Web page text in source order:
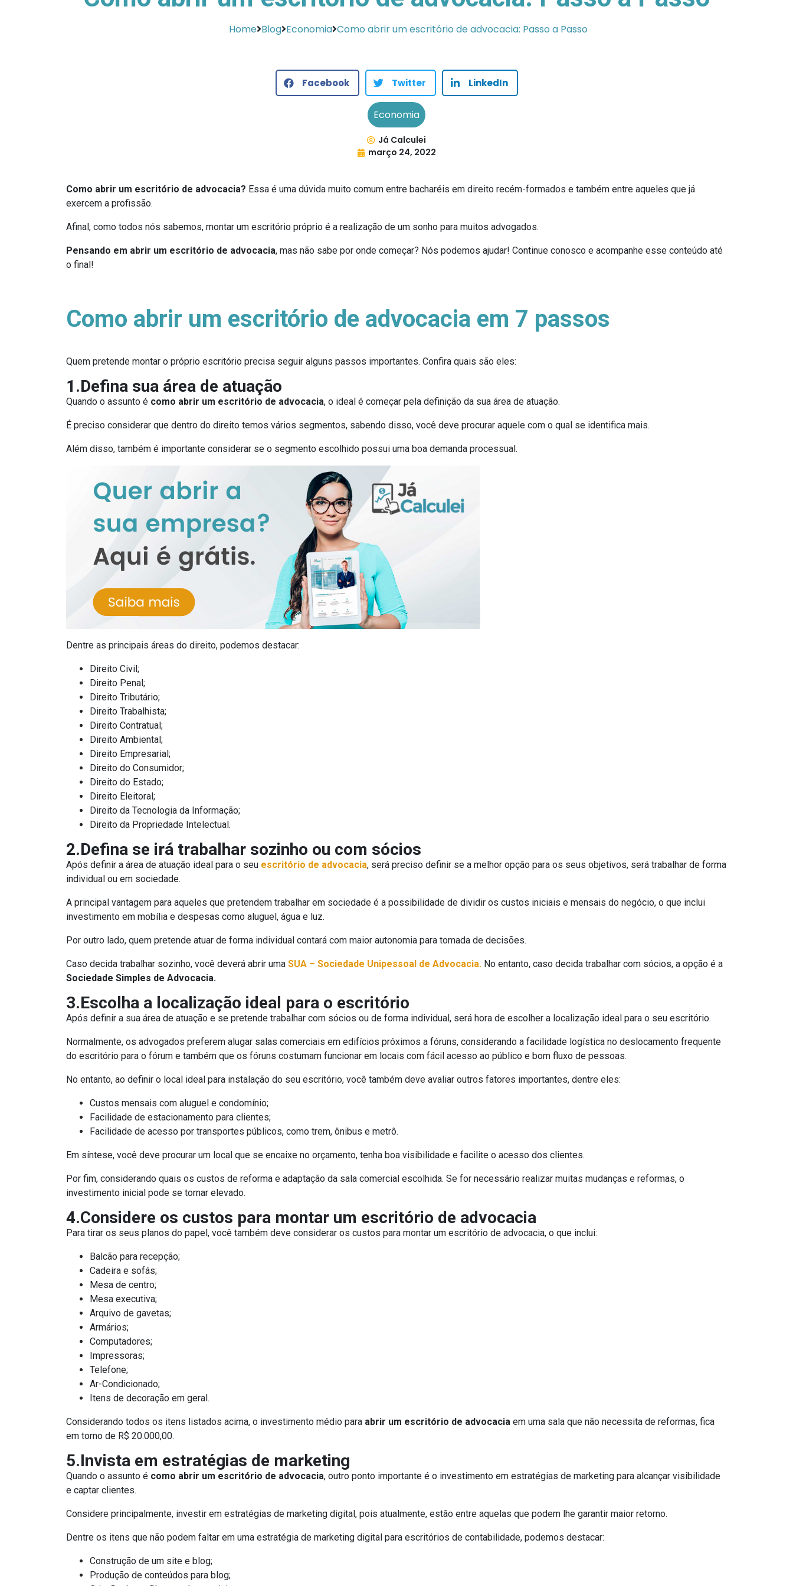
Home Blog Economia Como abrir um escritório de advocacia: Passo a Passo
Facebook Twitter LinkedIn
Economia
Já Calculei
março 24, 2022
Como abrir um escritório de advocacia? Essa é uma dúvida muito comum entre bacharéis em direito recém-formados e também entre aqueles que já
exercem a profissão.
Afinal, como todos nós sabemos, montar um escritório próprio é a realização de um sonho para muitos advogados.
Pensando em abrir um escritório de advocacia, mas não sabe por onde começar? Nós podemos ajudar! Continue conosco e acompanhe esse conteúdo até
o final!
Como abrir um escritório de advocacia em 7 passos
Quem pretende montar o próprio escritório precisa seguir alguns passos importantes. Confira quais são eles:
1.Defina sua área de atuação
Quando o assunto é como abrir um escritório de advocacia, o ideal é começar pela definição da sua área de atuação.
É preciso considerar que dentro do direito temos vários segmentos, sabendo disso, você deve procurar aquele com o qual se identifica mais.
Além disso, também é importante considerar se o segmento escolhido possui uma boa demanda processual.
Dentre as principais áreas do direito, podemos destacar:
Direito Civil;
Direito Penal;
Direito Tributário;
Direito Trabalhista;
Direito Contratual;
Direito Ambiental;
Direito Empresarial;
Direito do Consumidor;
Direito do Estado;
Direito Eleitoral;
Direito da Tecnologia da Informação;
Direito da Propriedade Intelectual.
2.Defina se irá trabalhar sozinho ou com sócios
Após definir a área de atuação ideal para o seu escritório de advocacia, será preciso definir se a melhor opção para os seus objetivos, será trabalhar de forma
individual ou em sociedade.
A principal vantagem para aqueles que pretendem trabalhar em sociedade é a possibilidade de dividir os custos iniciais e mensais do negócio, o que inclui
investimento em mobília e despesas como aluguel, água e luz.
Por outro lado, quem pretende atuar de forma individual contará com maior autonomia para tomada de decisões.
Caso decida trabalhar sozinho, você deverá abrir uma SUA – Sociedade Unipessoal de Advocacia. No entanto, caso decida trabalhar com sócios, a opção é a
Sociedade Simples de Advocacia.
3.Escolha a localização ideal para o escritório
Após definir a sua área de atuação e se pretende trabalhar com sócios ou de forma individual, será hora de escolher a localização ideal para o seu escritório.
Normalmente, os advogados preferem alugar salas comerciais em edifícios próximos a fóruns, considerando a facilidade logística no deslocamento frequente
do escritório para o fórum e também que os fóruns costumam funcionar em locais com fácil acesso ao público e bom fluxo de pessoas.
No entanto, ao definir o local ideal para instalação do seu escritório, você também deve avaliar outros fatores importantes, dentre eles:
Custos mensais com aluguel e condomínio;
Facilidade de estacionamento para clientes;
Facilidade de acesso por transportes públicos, como trem, ônibus e metrô.
Em síntese, você deve procurar um local que se encaixe no orçamento, tenha boa visibilidade e facilite o acesso dos clientes.
Por fim, considerando quais os custos de reforma e adaptação da sala comercial escolhida. Se for necessário realizar muitas mudanças e reformas, o
investimento inicial pode se tornar elevado.
4.Considere os custos para montar um escritório de advocacia
Para tirar os seus planos do papel, você também deve considerar os custos para montar um escritório de advocacia, o que inclui:
Balcão para recepção;
Cadeira e sofás;
Mesa de centro;
Mesa executiva;
Arquivo de gavetas;
Armários;
Computadores;
Impressoras;
Telefone;
Ar-Condicionado;
Itens de decoração em geral.
Considerando todos os itens listados acima, o investimento médio para abrir um escritório de advocacia em uma sala que não necessita de reformas, fica
em torno de R$ 20.000,00.
5.Invista em estratégias de marketing
Quando o assunto é como abrir um escritório de advocacia, outro ponto importante é o investimento em estratégias de marketing para alcançar visibilidade
e captar clientes.
Considere principalmente, investir em estratégias de marketing digital, pois atualmente, estão entre aquelas que podem lhe garantir maior retorno.
Dentre os itens que não podem faltar em uma estratégia de marketing digital para escritórios de contabilidade, podemos destacar:
Construção de um site e blog;
Produção de conteúdos para blog;